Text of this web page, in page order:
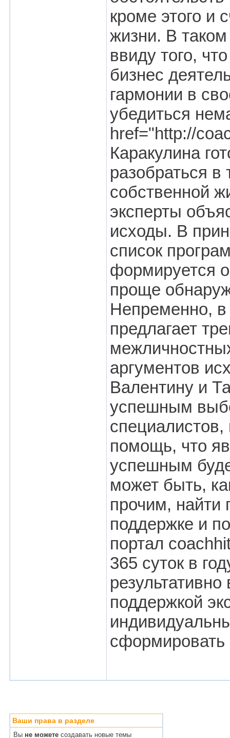
кроме этого и
жизни. В
ввиду того,
бизнес
гармонии в
убедиться
href="http://
Каракулина
разобраться
собственной
эксперты
исходы. В
список
формируется
проще
Непременно, в
предлагает
аргументов
Валентину и
успешным
помощь, что
успешным
может быть,
прочим,
поддержке и
портал
365 суток в
поддержкой
Ваши права в разделе
Вы не можете создавать новые темы